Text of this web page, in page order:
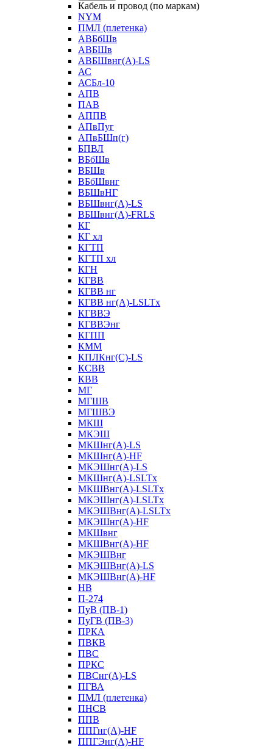
Кабель и провод (по маркам)
NYM
ПМЛ (плетенка)
АВБбШв
АВБШв
АВБШвнг(А)-LS
АС
АСБл-10
АПВ
ПАВ
АППВ
АПвПуг
АПвБШп(г)
БПВЛ
ВБбШв
ВБШв
ВБбШвнг
ВБШвНГ
ВБШвнг(А)-LS
ВБШвнг(А)-FRLS
КГ
КГ хл
КГТП
КГТП хл
КГН
КГВВ
КГВВ нг
КГВВ нг(А)-LSLTx
КГВВЭ
КГВВЭнг
КГПП
КММ
КПЛКнг(C)-LS
КСВВ
КВВ
МГ
МГШВ
МГШВЭ
МКШ
МКЭШ
МКШнг(А)-LS
МКШнг(А)-HF
МКЭШнг(А)-LS
МКШнг(А)-LSLTx
МКШВнг(A)-LSLTx
МКЭШнг(А)-LSLTx
МКЭШВнг(A)-LSLTx
МКЭШнг(А)-HF
МКШвнг
МКШВнг(А)-HF
МКЭШВнг
МКЭШВнг(А)-LS
МКЭШВнг(А)-HF
НВ
П-274
ПуВ (ПВ-1)
ПуГВ (ПВ-3)
ПРКА
ПВКВ
ПВС
ПРКС
ПВСнг(А)-LS
ПГВА
ПМЛ (плетенка)
ПНСВ
ППВ
ППГнг(А)-HF
ППГЭнг(А)-HF